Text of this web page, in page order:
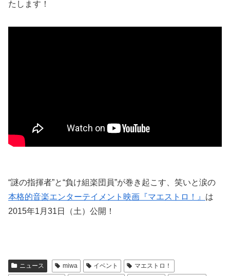
たします！
“謎の指揮者”と“負け組楽団員”が巻き起こす、笑いと涙の
本格的音楽エンターテイメント映画『マエストロ！』 は
2015年1月31日（土）公開！
ニュース miwa イベント
マエストロ！